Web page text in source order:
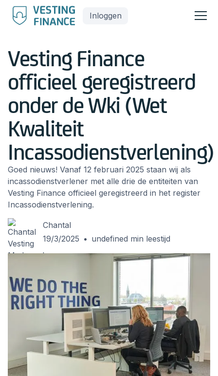
Inloggen
Vesting Finance
officieel geregistreerd
onder de Wki (Wet
Kwaliteit
Incassodienstverlening)
Goed nieuws! Vanaf 12 februari 2025 staan wij als
incassodienstverlener met alle drie de entiteiten van
Vesting Finance officieel geregistreerd in het register
Incassodienstverlening.
Chantal
19/3/2025 • undefined min leestijd